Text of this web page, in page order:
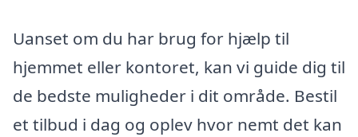
Uanset om du har brug for hjælp til
hjemmet eller kontoret, kan vi guide dig til
de bedste muligheder i dit område. Bestil
et tilbud i dag og oplev hvor nemt det kan